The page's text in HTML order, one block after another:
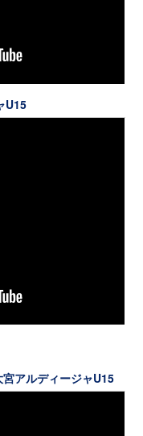
U15
アルディージャU15